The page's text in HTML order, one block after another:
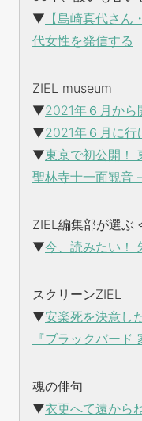
▼ 【島崎真代さ
代女性を発信する
ZIEL museum
▼2021年６月から
▼2021年６月に行
▼東京で初公開！
聖林寺十一面観音
ZIEL編集部が選ぶ
▼今、読みたい！
スクリーンZIEL
▼安楽死を決意
『ブラックバード
魂の俳句
▼衣更へて遠から